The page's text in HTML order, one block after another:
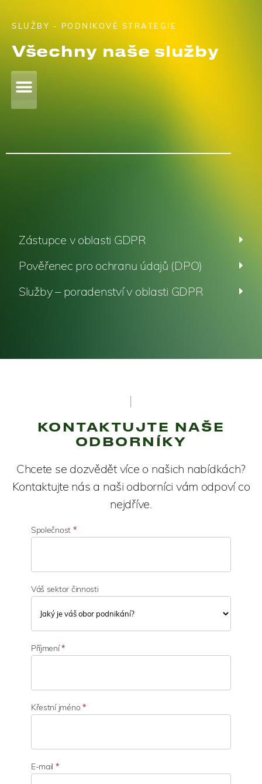
SLUŽBY - PODNIKOVÉ STRATEGIE
Všechny naše služby
Zástupce v oblasti GDPR
Pověřenec pro ochranu údajů (DPO)
Služby – poradenství v oblasti GDPR
KONTAKTUJTE NAŠE
ODBORNÍKY
Chcete se dozvědět více o našich nabídkách?
Kontaktujte nás a naši odborníci vám odpoví co
nejdříve.
Společnost *
Váš sektor činnosti
á
š
t
o
n
n
Příjmení*
Křestní jméno*
E-mail *